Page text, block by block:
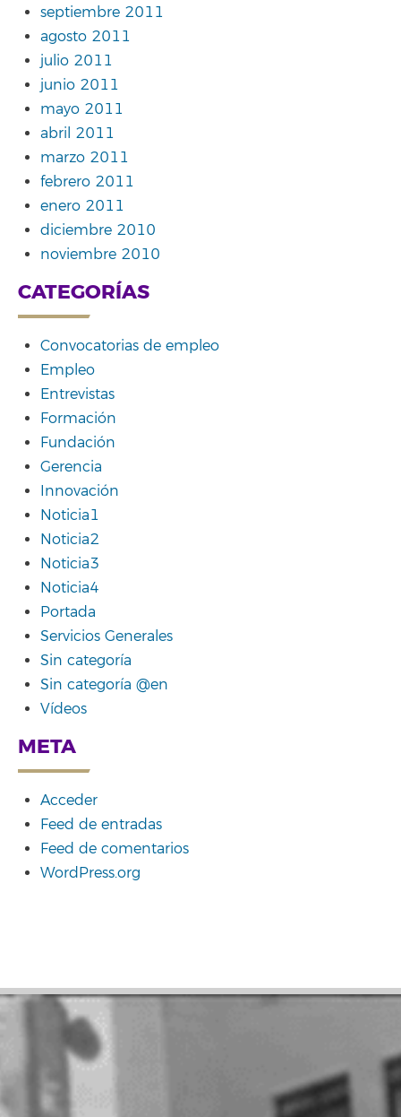
septiembre 2011
agosto 2011
julio 2011
junio 2011
mayo 2011
abril 2011
marzo 2011
febrero 2011
enero 2011
diciembre 2010
noviembre 2010
CATEGORÍAS
Convocatorias de empleo
Empleo
Entrevistas
Formación
Fundación
Gerencia
Innovación
Noticia1
Noticia2
Noticia3
Noticia4
Portada
Servicios Generales
Sin categoría
Sin categoría @en
Vídeos
META
Acceder
Feed de entradas
Feed de comentarios
WordPress.org